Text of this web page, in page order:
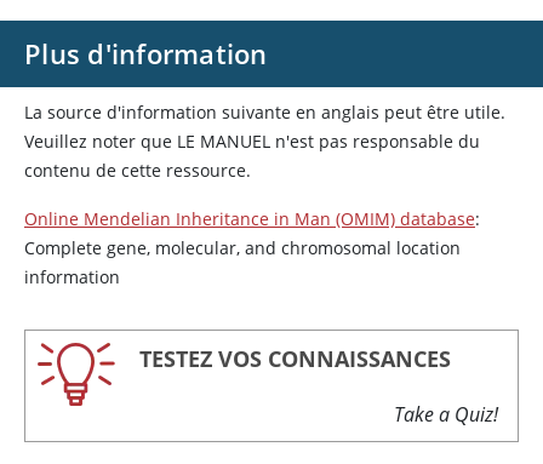
Plus d'information
La source d'information suivante en anglais peut être utile.
Veuillez noter que LE MANUEL n'est pas responsable du
contenu de cette ressource.
Online Mendelian Inheritance in Man (OMIM) database:
Complete gene, molecular, and chromosomal location
information
TESTEZ VOS CONNAISSANCES
Take a Quiz!